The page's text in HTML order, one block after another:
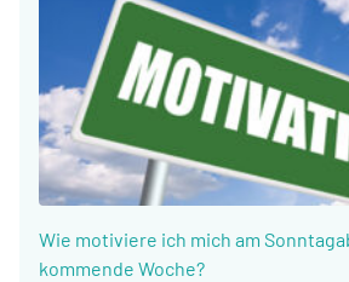
Wie motiviere ich mich am
kommende Woche?